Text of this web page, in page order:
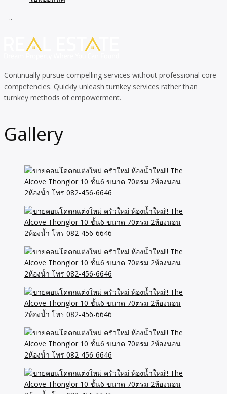
..
Continually pursue compelling services without professional core
competencies. Quickly unleash turnkey services rather than
turnkey methods of empowerment.
Gallery